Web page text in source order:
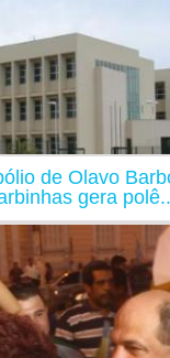
de Olavo
gera